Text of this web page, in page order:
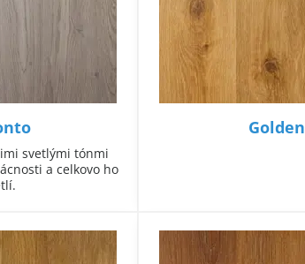
svetlými tónmi
a celkovo ho
Golden